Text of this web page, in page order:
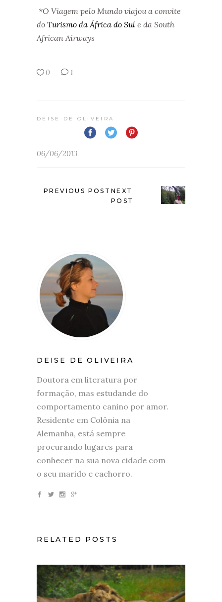
*O Viagem pelo Mundo viajou a convite
do Turismo da África do Sul e da South
African Airways
0 1
DEISE DE OLIVEIRA
06/06/2013
PREVIOUS POST NEXT
POST
DEISE DE OLIVEIRA
Doutora em literatura por
formação, mas estudande do
comportamento canino por amor.
Residente em Colônia na
Alemanha, está sempre
procurando lugares para
conhecer na sua nova cidade com
o seu marido e cachorro.
RELATED POSTS